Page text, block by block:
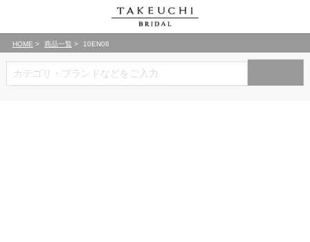
HOME 商品一覧 10EN08